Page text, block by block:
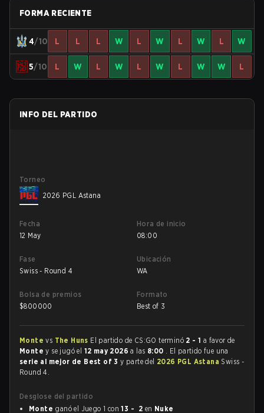
FORMA RECIENTE
4/10 L L L W L W L W L W
5/10 L W L W L W L W W L
INFO DEL PARTIDO
Torneo
2026 PGL Astana
Fecha
12 May
Hora de inicio
08:00
Fase
Swiss - Round 4
Ubicación
WA
Bolsa de premios
$800000
Formato
Best of 3
Montevs The Huns El partido de CS:GO terminó 2 - 1 a favor de
Montey se jugó el 12 may 2026a las 8:00 . El partido fue una
serie al mejor de Best of 3y parte del 2026 PGL Astana Swiss -
Round 4.
Desglose del partido
Monte ganó el Juego 1 con13 - 2 en Nuke